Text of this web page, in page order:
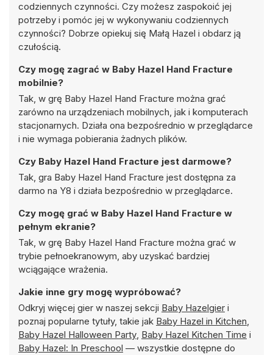
codziennych czynności. Czy możesz zaspokoić jej
potrzeby i pomóc jej w wykonywaniu codziennych
czynności? Dobrze opiekuj się Małą Hazel i obdarz ją
czułością.
Czy mogę zagrać w Baby Hazel Hand Fracture
mobilnie?
Tak, w grę Baby Hazel Hand Fracture można grać
zarówno na urządzeniach mobilnych, jak i komputerach
stacjonarnych. Działa ona bezpośrednio w przeglądarce
i nie wymaga pobierania żadnych plików.
Czy Baby Hazel Hand Fracture jest darmowe?
Tak, gra Baby Hazel Hand Fracture jest dostępna za
darmo na Y8 i działa bezpośrednio w przeglądarce.
Czy mogę grać w Baby Hazel Hand Fracture w
pełnym ekranie?
Tak, w grę Baby Hazel Hand Fracture można grać w
trybie pełnoekranowym, aby uzyskać bardziej
wciągające wrażenia.
Jakie inne gry mogę wypróbować?
Odkryj więcej gier w naszej sekcji Baby Hazelgier i
poznaj popularne tytuły, takie jak Baby Hazel in Kitchen,
Baby Hazel Halloween Party, Baby Hazel Kitchen Time i
Baby Hazel: In Preschool — wszystkie dostępne do